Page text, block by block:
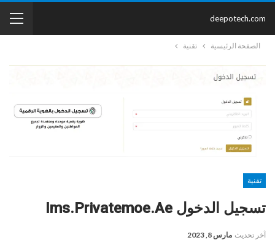
deepotech.com
الصفحة الرئيسية تقنية
تقنية
تسجيل الدخول Ims.privatemoe.ae
آخر تحديث مارس 8, 2023